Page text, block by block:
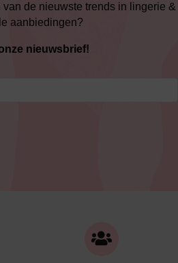
de nieuwste trends in lingerie &
aanbiedingen?
nieuwsbrief!